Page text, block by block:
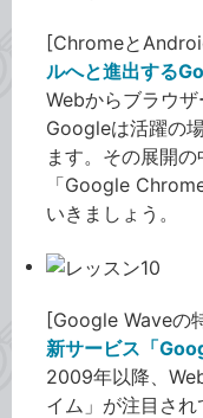
[Chromeと
ルへと進出する
Webからブラウ
Googleは活躍の
ます。その展開
「Google
いきましょう。
[Google Waveの
新サービス「
2009年以降、
イム」が注目さ